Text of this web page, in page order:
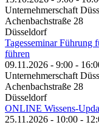
Unternehmerschaft
Achenbachstraße 28
Düsseldorf
Tagesseminar Führung
führen
09.11.2026 - 9:00 -
Unternehmerschaft
Achenbachstraße 28
Düsseldorf
ONLINE Wissens-
25.11.2026 - 10:00 -